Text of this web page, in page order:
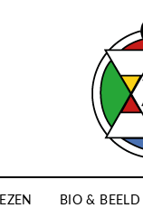
BIO & BEELD